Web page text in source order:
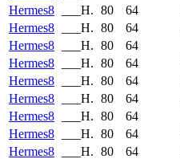
Hermes8
___H. 80 64
Hermes8
___H. 80 64
Hermes8
___H. 80 64
Hermes8
___H. 80 64
Hermes8
___H. 80 64
Hermes8
___H. 80 64
Hermes8
___H. 80 64
Hermes8
___H. 80 64
Hermes8
___H. 80 64